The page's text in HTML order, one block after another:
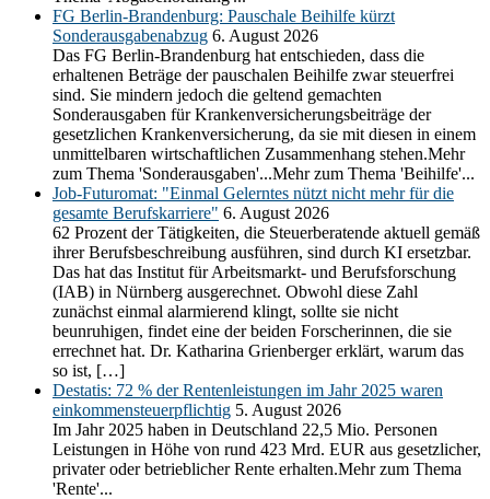
FG Berlin-Brandenburg: Pauschale Beihilfe kürzt
Sonderausgabenabzug 6. August 2026
Das FG Berlin-Brandenburg hat entschieden, dass die
erhaltenen Beträge der pauschalen Beihilfe zwar steuerfrei
sind. Sie mindern jedoch die geltend gemachten
Sonderausgaben für Krankenversicherungsbeiträge der
gesetzlichen Krankenversicherung, da sie mit diesen in einem
unmittelbaren wirtschaftlichen Zusammenhang stehen.Mehr
zum Thema 'Sonderausgaben'...Mehr zum Thema 'Beihilfe'...
Job-Futuromat: "Einmal Gelerntes nützt nicht mehr für die
gesamte Berufskarriere" 6. August 2026
62 Prozent der Tätigkeiten, die Steuerberatende aktuell gemäß
ihrer Berufsbeschreibung ausführen, sind durch KI ersetzbar.
Das hat das Institut für Arbeitsmarkt- und Berufsforschung
(IAB) in Nürnberg ausgerechnet. Obwohl diese Zahl
zunächst einmal alarmierend klingt, sollte sie nicht
beunruhigen, findet eine der beiden Forscherinnen, die sie
errechnet hat. Dr. Katharina Grienberger erklärt, warum das
so ist, […]
Destatis: 72 % der Rentenleistungen im Jahr 2025 waren
einkommensteuerpflichtig 5. August 2026
Im Jahr 2025 haben in Deutschland 22,5 Mio. Personen
Leistungen in Höhe von rund 423 Mrd. EUR aus gesetzlicher,
privater oder betrieblicher Rente erhalten.Mehr zum Thema
'Rente'...